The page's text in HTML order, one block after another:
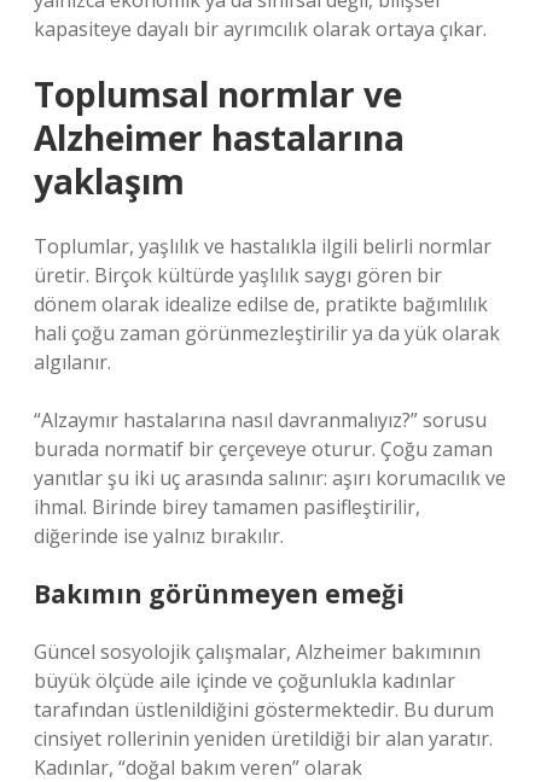
kapasiteye dayalı bir ayrımcılık olarak ortaya çıkar.
Toplumsal normlar ve
Alzheimer hastalarına
yaklaşım
Toplumlar, yaşlılık ve hastalıkla ilgili belirli normlar
üretir. Birçok kültürde yaşlılık saygı gören bir
dönem olarak idealize edilse de, pratikte bağımlılık
hali çoğu zaman görünmezleştirilir ya da yük olarak
algılanır.
“Alzaymır hastalarına nasıl davranmalıyız?” sorusu
burada normatif bir çerçeveye oturur. Çoğu zaman
yanıtlar şu iki uç arasında salınır: aşırı korumacılık ve
ihmal. Birinde birey tamamen pasifleştirilir,
diğerinde ise yalnız bırakılır.
Bakımın görünmeyen emeği
Güncel sosyolojik çalışmalar, Alzheimer bakımının
büyük ölçüde aile içinde ve çoğunlukla kadınlar
tarafından üstlenildiğini göstermektedir. Bu durum
cinsiyet rollerinin yeniden üretildiği bir alan yaratır.
Kadınlar, “doğal bakım veren” olarak